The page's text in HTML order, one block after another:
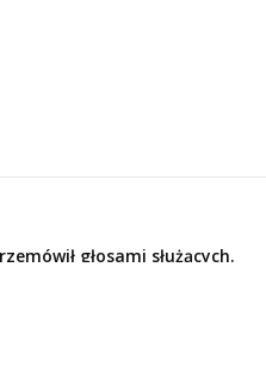
głosami służących.